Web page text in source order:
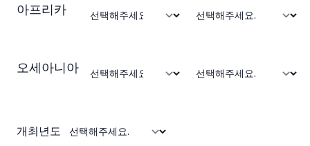
아프리카
오세아니아
개최년도